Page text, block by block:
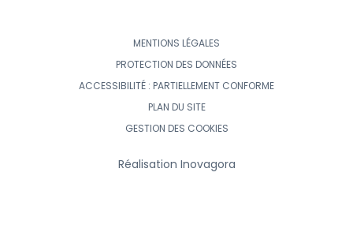
MENTIONS LÉGALES
PROTECTION DES DONNÉES
ACCESSIBILITÉ : PARTIELLEMENT CONFORME
PLAN DU SITE
GESTION DES COOKIES
Réalisation Inovagora